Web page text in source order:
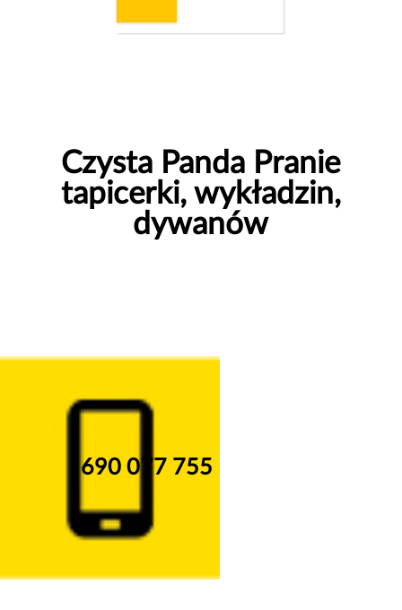
Czysta Panda Pranie
tapicerki, wykładzin,
dywanów
690 077 755